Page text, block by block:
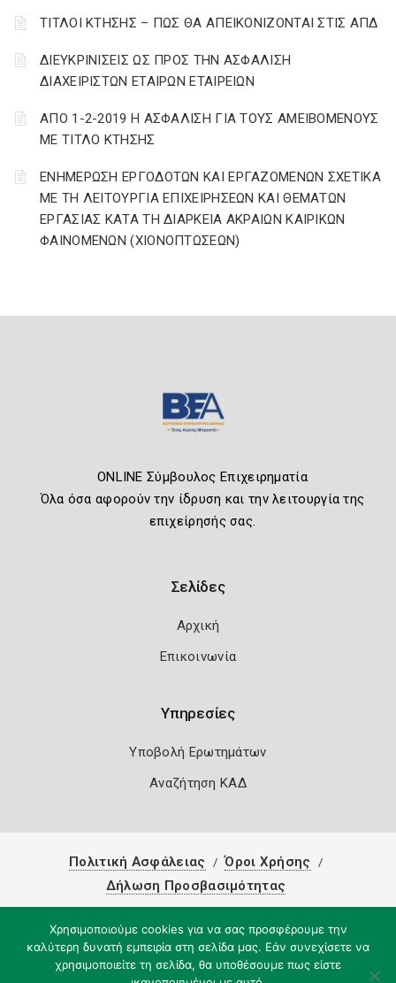
ΤΙΤΛΟΙ ΚΤΗΣΗΣ – ΠΩΣ ΘΑ ΑΠΕΙΚΟΝΙΖΟΝΤΑΙ ΣΤΙΣ ΑΠΔ
ΔΙΕΥΚΡΙΝΙΣΕΙΣ ΩΣ ΠΡΟΣ ΤΗΝ ΑΣΦΑΛΙΣΗ
ΔΙΑΧΕΙΡΙΣΤΩΝ ΕΤΑΙΡΩΝ ΕΤΑΙΡΕΙΩΝ
ΑΠΟ 1-2-2019 Η ΑΣΦΑΛΙΣΗ ΓΙΑ ΤΟΥΣ ΑΜΕΙΒΟΜΕΝΟΥΣ
ΜΕ ΤΙΤΛΟ ΚΤΗΣΗΣ
ΕΝΗΜΕΡΩΣΗ ΕΡΓΟΔΟΤΩΝ ΚΑΙ ΕΡΓΑΖΟΜΕΝΩΝ ΣΧΕΤΙΚΑ
ΜΕ ΤΗ ΛΕΙΤΟΥΡΓΙΑ ΕΠΙΧΕΙΡΗΣΕΩΝ ΚΑΙ ΘΕΜΑΤΩΝ
ΕΡΓΑΣΙΑΣ ΚΑΤΑ ΤΗ ΔΙΑΡΚΕΙΑ ΑΚΡΑΙΩΝ ΚΑΙΡΙΚΩΝ
ΦΑΙΝΟΜΕΝΩΝ (ΧΙΟΝΟΠΤΩΣΕΩΝ)
ONLINE Σύμβουλος Επιχειρηματία
Όλα όσα αφορούν την ίδρυση και την λειτουργία της
επιχείρησής σας.
Σελίδες
Αρχική
Επικοινωνία
Υπηρεσίες
Υποβολή Ερωτημάτων
Αναζήτηση ΚΑΔ
Πολιτική Ασφάλειας
Όροι Χρήσης
Δήλωση Προσβασιμότητας
Χρησιμοποιούμε cookies για να σας προσφέρουμε την
καλύτερη δυνατή εμπειρία στη σελίδα μας. Εάν συνεχίσετε να
χρησιμοποιείτε τη σελίδα, θα υποθέσουμε πως είστε